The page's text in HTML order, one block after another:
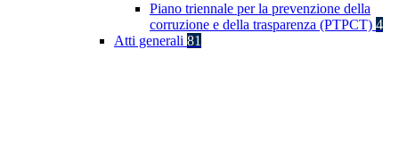
Piano triennale per la prevenzione della
corruzione e della trasparenza (PTPCT) 4
Atti generali 81